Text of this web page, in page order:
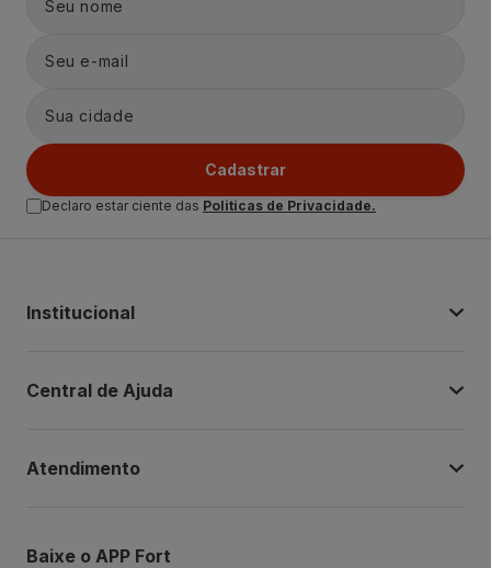
Cadastrar
Declaro estar ciente das Politicas de Privacidade.
Institucional
Central de Ajuda
Atendimento
Baixe o APP Fort